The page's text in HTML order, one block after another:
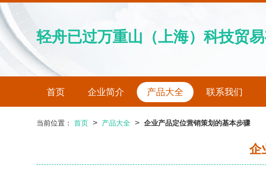
轻舟已过万重山（上海）科技贸
首页 企业简介 产品大全 联系我们
当前位置： 首页 > 产品大全 > 企业产品定位营销策划的基本步骤
企